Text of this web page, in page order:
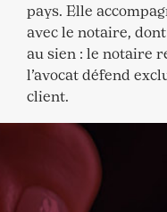
pays. Elle
avec le notaire,
au sien : le notaire
l’avocat défend
client.